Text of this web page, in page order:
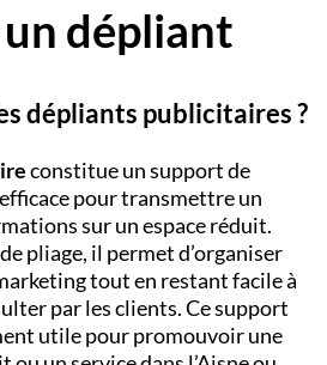
dépliant
dépliants publicitaires ?
constitue un support de
pour transmettre un
sur un espace réduit.
pliage, il permet d’organiser
tout en restant facile à
par les clients. Ce support
utile pour promouvoir une